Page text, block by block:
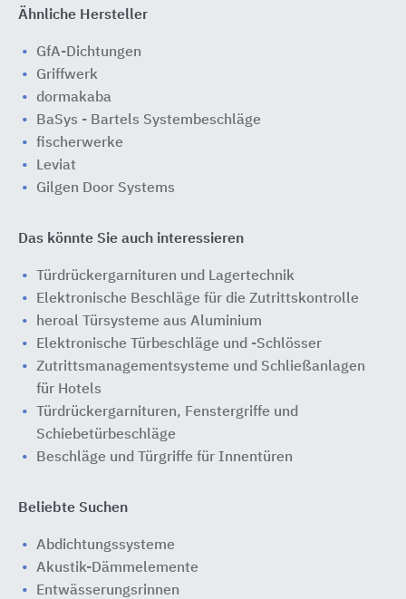
Ähnliche Hersteller
GfA-Dichtungen
Griffwerk
dormakaba
BaSys - Bartels Systembeschläge
fischerwerke
Leviat
Gilgen Door Systems
Das könnte Sie auch interessieren
Türdrückergarnituren und Lagertechnik
Elektronische Beschläge für die Zutrittskontrolle
heroal Türsysteme aus Aluminium
Elektronische Türbeschläge und -Schlösser
Zutrittsmanagementsysteme und Schließanlagen
für Hotels
Türdrückergarnituren, Fenstergriffe und
Schiebetürbeschläge
Beschläge und Türgriffe für Innentüren
Beliebte Suchen
Abdichtungssysteme
Akustik-Dämmelemente
Entwässerungsrinnen